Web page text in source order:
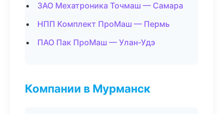
ЗАО Мехатроника Точмаш — Самара
НПП Комплект ПроМаш — Пермь
ПАО Пак ПроМаш — Улан-Удэ
Компании в Мурманск